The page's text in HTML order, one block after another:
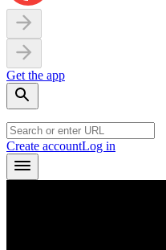
Get the app
Create accountLog in